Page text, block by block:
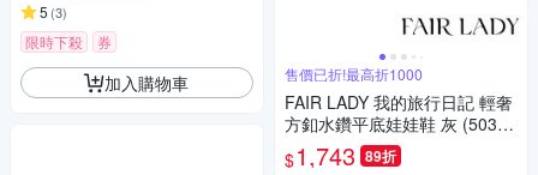
5 (3)
限時下殺 券
加入購物車 售價已折!最高折1000
FAIR LADY 我的旅行日記 輕奢
方釦水鑽平底娃娃鞋 灰 (50300
0)
$1,743 89折